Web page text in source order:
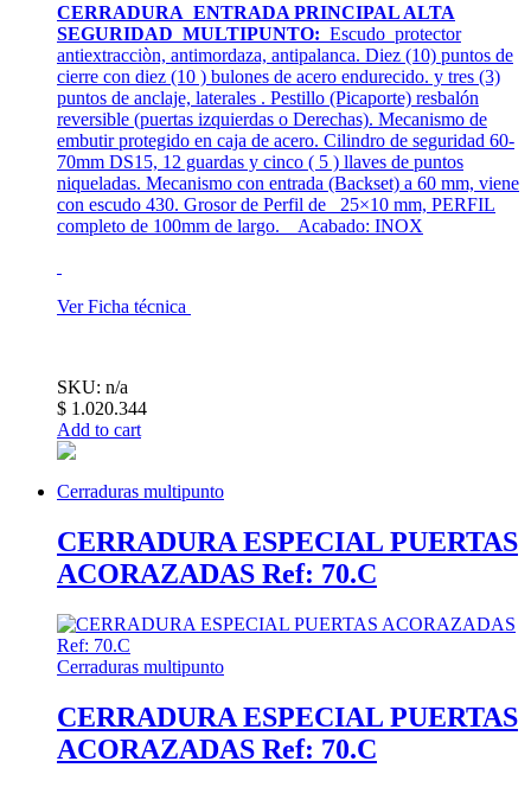
CERRADURA ENTRADA PRINCIPAL ALTA
SEGURIDAD MULTIPUNTO: Escudo protector
antiextracciòn, antimordaza, antipalanca. Diez (10) puntos de
cierre con diez (10 ) bulones de acero endurecido. y tres (3)
puntos de anclaje, laterales . Pestillo (Picaporte) resbalón
reversible (puertas izquierdas o Derechas). Mecanismo de
embutir protegido en caja de acero. Cilindro de seguridad 60-
70mm DS15, 12 guardas y cinco ( 5 ) llaves de puntos
niqueladas. Mecanismo con entrada (Backset) a 60 mm, viene
con escudo 430. Grosor de Perfil de 25×10 mm, PERFIL
completo de 100mm de largo. Acabado: INOX
Ver Ficha técnica
SKU: n/a
$ 1.020.344
Add to cart
Cerraduras multipunto
CERRADURA ESPECIAL PUERTAS
ACORAZADAS Ref: 70.C
Cerraduras multipunto
CERRADURA ESPECIAL PUERTAS
ACORAZADAS Ref: 70.C